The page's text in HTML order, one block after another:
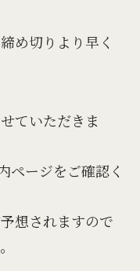
め切りより早く
ていただきま
ージをご確認く
想されますので